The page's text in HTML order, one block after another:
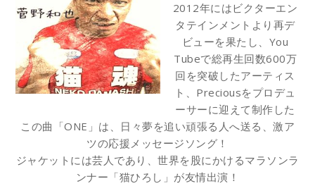
2012年にはビクターエン
タテインメントより再デ
ビューを果たし、You
Tubeで総再生回数600万
回を突破したアーティス
ト、Preciousをプロデュ
ーサーに迎えて制作した
この曲「ONE」は、日々夢を追い頑張る人へ送る、激ア
ツの応援メッセージソング！
ジャケットには芸人であり、世界を股にかけるマラソンラ
ンナー「猫ひろし」が友情出演！